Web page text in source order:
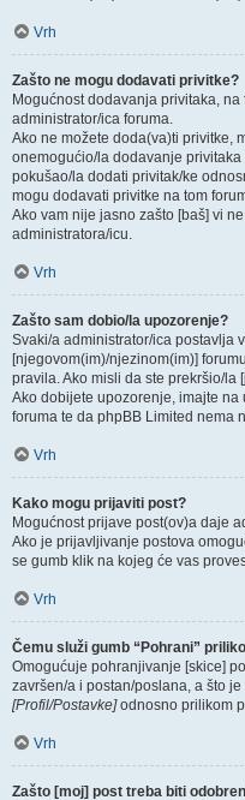
Vrh
Zašto ne mogu dodavati privitke?
Mogućnost dodavanja privitaka,
administrator/ica foruma.
Ako ne možete doda(va)ti privitke,
onemogućio/la dodavanje
pokušao/la dodati privitak/ke
mogu dodavati privitke na tom
Ako vam nije jasno zašto [baš] vi
administratora/icu.
Vrh
Zašto sam dobio/la upozorenje?
Svaki/a administrator/ica postavlja
[njegovom(im)/njezinom(im)]
pravila. Ako misli da ste prekršio/la
Ako dobijete upozorenje, imajte
foruma te da phpBB Limited nema
Vrh
Kako mogu prijaviti post?
Mogućnost prijave post(ov)a daje
Ako je prijavljivanje postova
se gumb klik na kojeg će vas
Vrh
Čemu služi gumb “Pohrani”
Omogućuje pohranjivanje [skice]
završen/a i postan/poslana, a što
[Profil/Postavke]odnosno prilikom
Vrh
Zašto [moj] post treba biti